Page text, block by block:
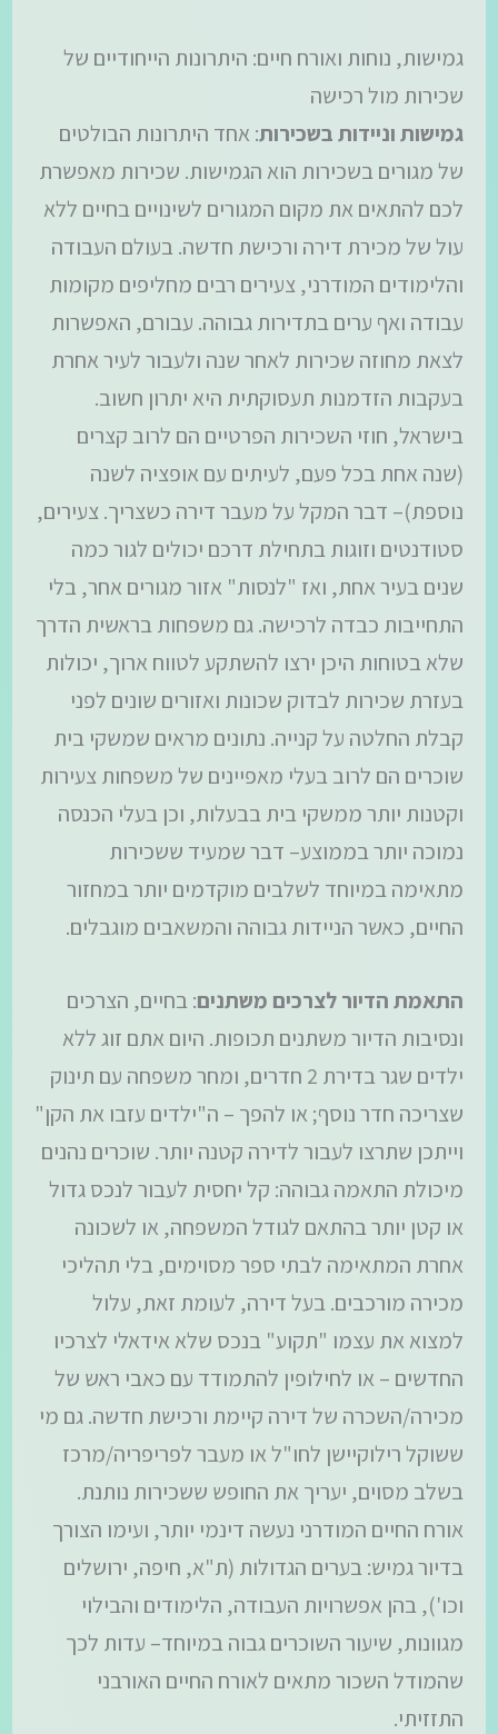
גמישות, נוחות ואורח חיים: היתרונות הייחודיים של
שכירות מול רכישה
גמישות וניידות בשכירות: אחד היתרונות הבולטים
של מגורים בשכירות הוא הגמישות. שכירות מאפשרת
לכם להתאים את מקום המגורים לשינויים בחיים ללא
עול של מכירת דירה ורכישת חדשה. בעולם העבודה
והלימודים המודרני, צעירים רבים מחליפים מקומות
עבודה ואף ערים בתדירות גבוהה. עבורם, האפשרות
לצאת מחוזה שכירות לאחר שנה ולעבור לעיר אחרת
בעקבות הזדמנות תעסוקתית היא יתרון חשוב.
בישראל, חוזי השכירות הפרטיים הם לרוב קצרים
(שנה אחת בכל פעם, לעיתים עם אופציה לשנה
נוספת)– דבר המקל על מעבר דירה כשצריך. צעירים,
סטודנטים וזוגות בתחילת דרכם יכולים לגור כמה
שנים בעיר אחת, ואז "לנסות" אזור מגורים אחר, בלי
התחייבות כבדה לרכישה. גם משפחות בראשית הדרך
שלא בטוחות היכן ירצו להשתקע לטווח ארוך, יכולות
בעזרת שכירות לבדוק שכונות ואזורים שונים לפני
קבלת החלטה על קנייה. נתונים מראים שמשקי בית
שוכרים הם לרוב בעלי מאפיינים של משפחות צעירות
וקטנות יותר ממשקי בית בבעלות, וכן בעלי הכנסה
נמוכה יותר בממוצע– דבר שמעיד ששכירות
מתאימה במיוחד לשלבים מוקדמים יותר במחזור
החיים, כאשר הניידות גבוהה והמשאבים מוגבלים.
התאמת הדיור לצרכים משתנים: בחיים, הצרכים
ונסיבות הדיור משתנים תכופות. היום אתם זוג ללא
ילדים שגר בדירת 2 חדרים, ומחר משפחה עם תינוק
שצריכה חדר נוסף; או להפך – ה"ילדים עזבו את הקן"
וייתכן שתרצו לעבור לדירה קטנה יותר. שוכרים נהנים
מיכולת התאמה גבוהה: קל יחסית לעבור לנכס גדול
או קטן יותר בהתאם לגודל המשפחה, או לשכונה
אחרת המתאימה לבתי ספר מסוימים, בלי תהליכי
מכירה מורכבים. בעל דירה, לעומת זאת, עלול
למצוא את עצמו "תקוע" בנכס שלא אידאלי לצרכיו
החדשים – או לחילופין להתמודד עם כאבי ראש של
מכירה/השכרה של דירה קיימת ורכישת חדשה. גם מי
ששוקל רילוקיישן לחו"ל או מעבר לפריפריה/מרכז
בשלב מסוים, יעריך את החופש ששכירות נותנת.
אורח החיים המודרני נעשה דינמי יותר, ועימו הצורך
בדיור גמיש: בערים הגדולות (ת"א, חיפה, ירושלים
וכו'), בהן אפשרויות העבודה, הלימודים והבילוי
מגוונות, שיעור השוכרים גבוה במיוחד– עדות לכך
שהמודל השכור מתאים לאורח החיים האורבני
התזזיתי.